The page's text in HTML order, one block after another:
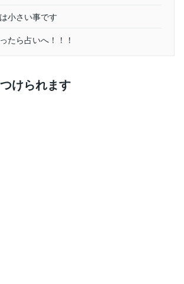
小さい事です
たら占いへ！！！
けられます